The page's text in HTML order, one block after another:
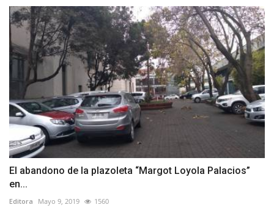
El abandono de la plazoleta “Margot Loyola Palacios”
en...
Editora Mayo 9, 2019 1560